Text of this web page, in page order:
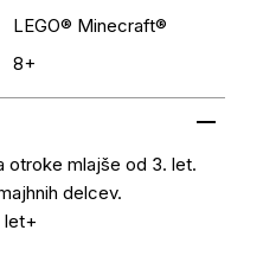
LEGO® Minecraft®
8+
otroke mlajše od 3. let.
delcev.
let+